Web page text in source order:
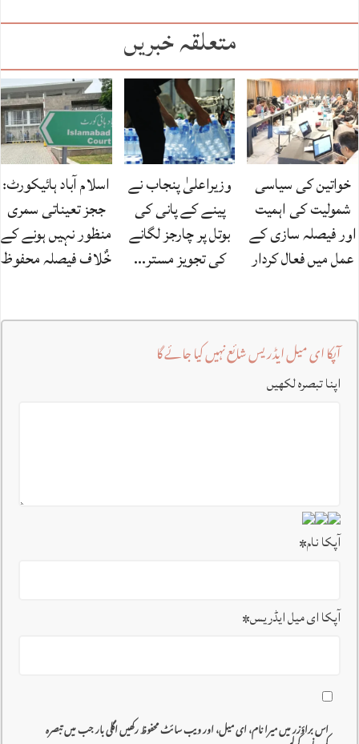
متعلقہ خبریں
خواتین کی سیاسی
شمولیت کی اہمیت
اور فیصلہ سازی کے
عمل میں فعال کردار
وزیراعلیٰ پنجاب نے
پینے کے پانی کی
بوتل پر چارجز لگانے
کی تجویز مستر…
اسلام آباد ہائیکورٹ:
ججز تعیناتی سمری
منظور نہیں‌ ہونے کے
خٌلاف فیصلہ محفوظ
آپکا ای میل ایڈریس شائع نہیں کیا جائے گا
اپنا تبصرہ لکھیں
آپکا نام*
آپکا ای میل ایڈریس*
اس براؤزر میں میرا نام، ای میل، اور ویب سائٹ محفوظ رکھیں اگلی بار جب میں تبصرہ